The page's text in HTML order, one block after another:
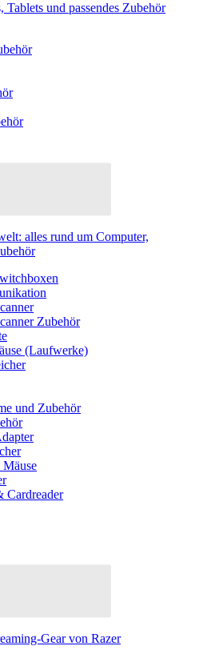
Tablets und passendes Zubehör
alles rund um Computer,
Zubehör
(Laufwerke)
und Zubehör
Mäuse
Cardreader
Gear von Razer